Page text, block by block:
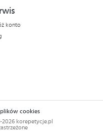
konto
cookies
korepetycje.pl